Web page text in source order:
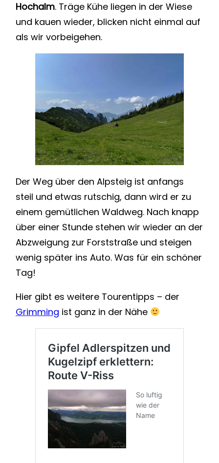
Hochalm. Träge Kühe liegen in der Wiese
und kauen wieder, blicken nicht einmal auf
als wir vorbeigehen.
Der Weg über den Alpsteig ist anfangs
steil und etwas rutschig, dann wird er zu
einem gemütlichen Waldweg. Nach knapp
über einer Stunde stehen wir wieder an der
Abzweigung zur Forststraße und steigen
wenig später ins Auto. Was für ein schöner
Tag!
Hier gibt es weitere Tourentipps – der
Grimming ist ganz in der Nähe